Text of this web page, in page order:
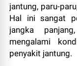
jantung, paru-
Hal ini sangat
jangka
mengalami
penyakit jantung.